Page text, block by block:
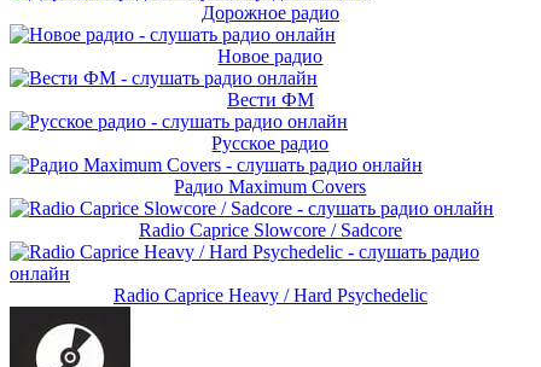
Дорожное радио
Новое радио
Вести ФМ
Русское радио
Радио Maximum Covers
Radio Caprice Slowcore / Sadcore
Radio Caprice Heavy / Hard Psychedelic